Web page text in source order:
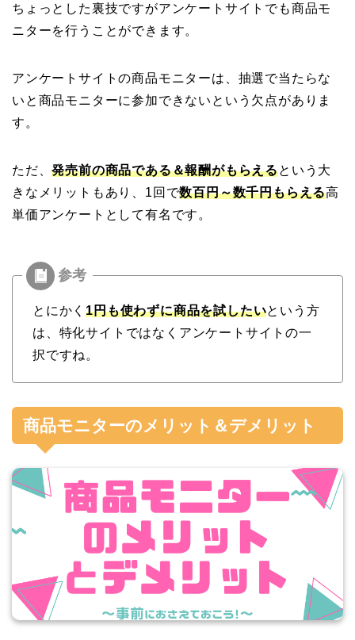
ちょっとした裏技ですがアンケートサイトでも商品モ
ニターを行うことができます。
アンケートサイトの商品モニターは、抽選で当たらな
いと商品モニターに参加できないという欠点がありま
す。
ただ、発売前の商品である＆報酬がもらえるという大
きなメリットもあり、1回で数百円～数千円もらえる高
単価アンケートとして有名です。
とにかく1円も使わずに商品を試したいという方
は、特化サイトではなくアンケートサイトの一
択ですね。
商品モニターのメリット＆デメリット